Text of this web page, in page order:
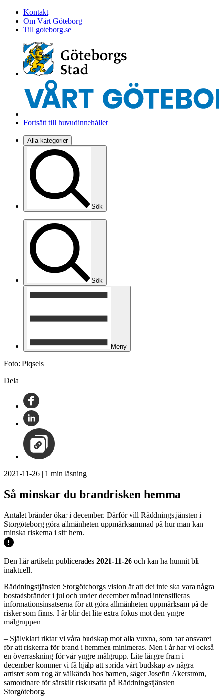
Kontakt
Om Vårt Göteborg
Till goteborg.se
Fortsätt till huvudinnehållet
Alla kategorier
Sök
Sök
Meny
Foto: Piqsels
Dela
2021-11-26 | 1 min läsning
Så minskar du brandrisken hemma
Antalet bränder ökar i december. Därför vill Räddningstjänsten i
Storgöteborg göra allmänheten uppmärksammad på hur man kan
minska riskerna i sitt hem.
Den här artikeln publicerades 2021-11-26 och kan ha hunnit bli
inaktuell.
Räddningstjänsten Storgöteborgs vision är att det inte ska vara några
bostadsbränder i jul och under december månad intensifieras
informationsinsatserna för att göra allmänheten uppmärksam på de
risker som finns. I år blir det lite extra fokus mot den yngre
målgruppen.
– Självklart riktar vi våra budskap mot alla vuxna, som har ansvaret
för att riskerna för brand i hemmen minimeras. Men i år har vi också
en överraskning för vår yngre målgrupp. Lite längre fram i
december kommer vi få hjälp att sprida vårt budskap av några
artister som nog är välkända hos barnen, säger Josefin Åkerström,
samordnare för särskilt riskutsatta på Räddningstjänsten
Storgöteborg.